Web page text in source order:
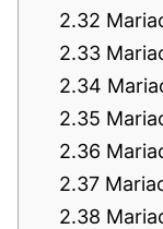
2.32
2.33
2.34
2.35
2.36
2.37
2.38